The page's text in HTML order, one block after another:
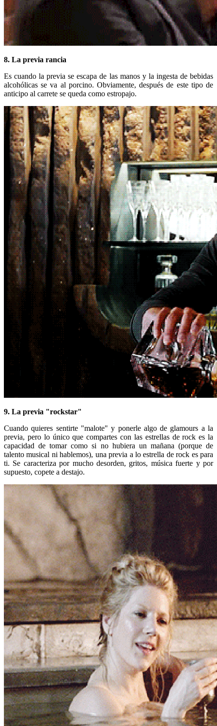
8. La previa rancia
Es cuando la previa se escapa de las manos y la ingesta de bebidas
alcohólicas se va al porcino. Obviamente, después de este tipo de
anticipo al carrete se queda como estropajo.
9. La previa "rockstar"
Cuando quieres sentirte "malote" y ponerle algo de glamours a la
previa, pero lo único que compartes con las estrellas de rock es la
capacidad de tomar como si no hubiera un mañana (porque de
talento musical ni hablemos), una previa a lo estrella de rock es para
ti. Se caracteriza por mucho desorden, gritos, música fuerte y por
supuesto, copete a destajo.